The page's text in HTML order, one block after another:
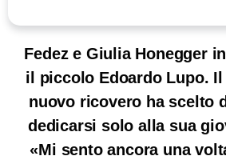
Fedez e Giulia Honegger
il piccolo Edoardo Lupo. Il
nuovo ricovero ha scelto
dedicarsi solo alla sua
«Mi sento ancora una